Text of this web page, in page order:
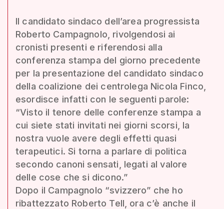
Il candidato sindaco dell’area progressista
Roberto Campagnolo, rivolgendosi ai
cronisti presenti e riferendosi alla
conferenza stampa del giorno precedente
per la presentazione del candidato sindaco
della coalizione dei centrolega Nicola Finco,
esordisce infatti con le seguenti parole:
“Visto il tenore delle conferenze stampa a
cui siete stati invitati nei giorni scorsi, la
nostra vuole avere degli effetti quasi
terapeutici. Si torna a parlare di politica
secondo canoni sensati, legati al valore
delle cose che si dicono.”
Dopo il Campagnolo “svizzero” che ho
ribattezzato Roberto Tell, ora c’è anche il